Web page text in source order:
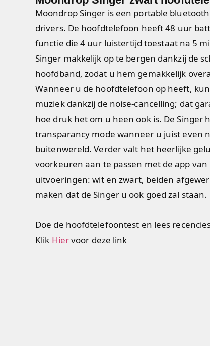
Moondrop Singer is een portable
drivers. De hoofdtelefoon heeft 48 uur
functie die 4 uur luistertijd toestaat na 5
Singer makkelijk op te bergen dankzij de
hoofdband, zodat u hem gemakkelijk
Wanneer u de hoofdtelefoon op heeft,
muziek dankzij de noise-cancelling; dat
hoe druk het om u heen ook is. De Singer
transparancy mode wanneer u juist even
buitenwereld. Verder valt het heerlijke
voorkeuren aan te passen met de app
uitvoeringen: wit en zwart, beiden
maken dat de Singer u ook goed zal staan.
Doe de hoofdtelefoontest en lees
Klik Hiervoor deze link